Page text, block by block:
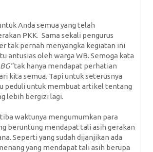
Anda semua yang telah
PKK. Sama sekali pengurus
tak pernah menyangka kegiatan ini
antusias oleh warga WB. Semoga kata
tak hanya mendapat perhatian
kita semua. Tapi untuk seterusnya
peduli untuk membuat artikel tentang
lebih bergizi lagi.
waktunya mengumumkan para
beruntung mendapat tali asih gerakan
Seperti yang sudah dijanjikan ada
yang mendapat tali asih berupa